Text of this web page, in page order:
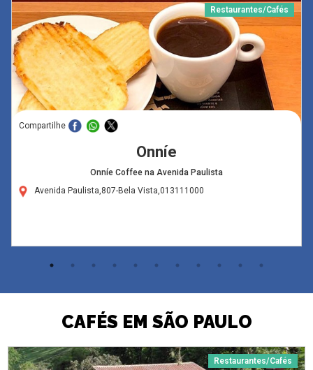
Restaurantes/Cafés
Compartilhe
Onníe
Onníe Coffee na Avenida Paulista
Avenida Paulista,807-Bela Vista,013111000
CAFÉS EM SÃO PAULO
Restaurantes/Cafés